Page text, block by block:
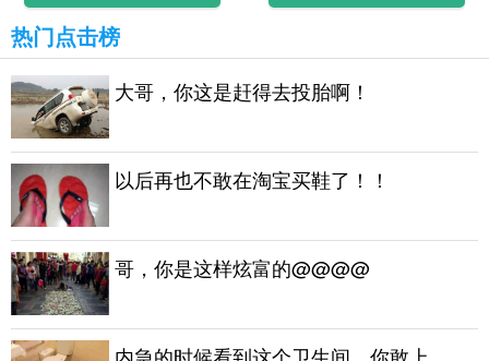
热门点击榜
大哥，你这是赶得去投胎啊！
以后再也不敢在淘宝买鞋了！！
哥，你是这样炫富的@@@@